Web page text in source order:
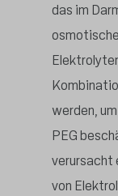
das im
werden,
PEG
verursacht
von